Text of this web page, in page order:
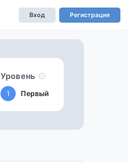
Вход Регистрация
Уровень
1 Первый